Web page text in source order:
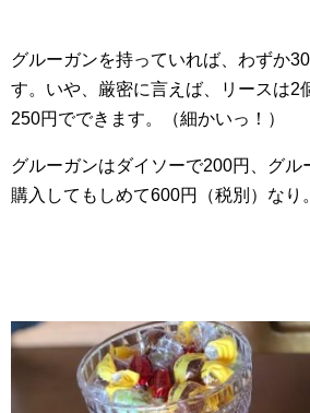
グルーガンを持っていれば、わずか
す。いや、厳密に言えば、リースは2
250円でできます。（細かいっ！）
グルーガンはダイソーで200円、グル
購入してもしめて600円（税別）なり。